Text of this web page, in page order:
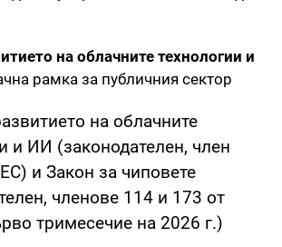
на облачните технологии и
рамка за публичния сектор
на облачните
и ИИ (законодателен, член
и Закон за чиповете
членове 114 и 173 от
тримесечие на 2026 г.)